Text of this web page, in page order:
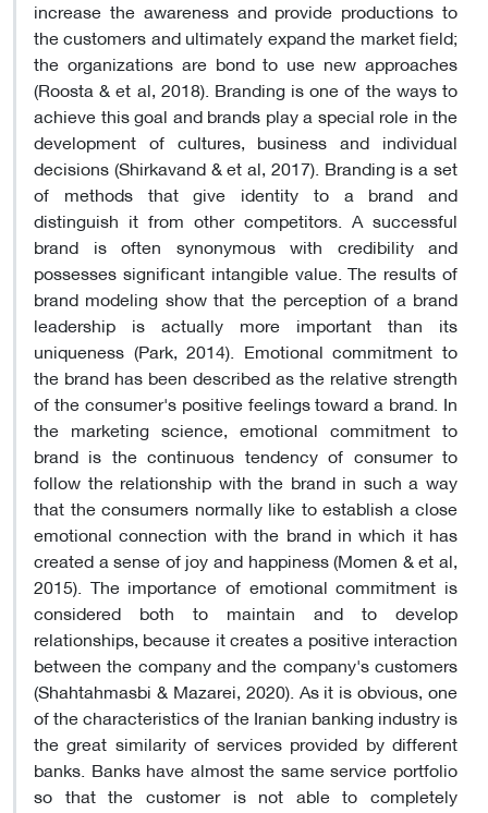
increase the awareness and provide productions to
the customers and ultimately expand the market field;
the organizations are bond to use new approaches
(Roosta & et al, 2018). Branding is one of the ways to
achieve this goal and brands play a special role in the
development of cultures, business and individual
decisions (Shirkavand & et al, 2017). Branding is a set
of methods that give identity to a brand and
distinguish it from other competitors. A successful
brand is often synonymous with credibility and
possesses significant intangible value. The results of
brand modeling show that the perception of a brand
leadership is actually more important than its
uniqueness (Park, 2014). Emotional commitment to
the brand has been described as the relative strength
of the consumer's positive feelings toward a brand. In
the marketing science, emotional commitment to
brand is the continuous tendency of consumer to
follow the relationship with the brand in such a way
that the consumers normally like to establish a close
emotional connection with the brand in which it has
created a sense of joy and happiness (Momen & et al,
2015). The importance of emotional commitment is
considered both to maintain and to develop
relationships, because it creates a positive interaction
between the company and the company's customers
(Shahtahmasbi & Mazarei, 2020). As it is obvious, one
of the characteristics of the Iranian banking industry is
the great similarity of services provided by different
banks. Banks have almost the same service portfolio
so that the customer is not able to completely